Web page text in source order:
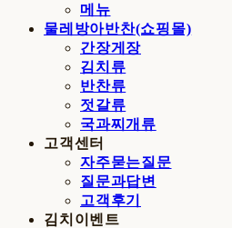
메뉴
물레방아반찬(쇼핑몰)
간장게장
김치류
반찬류
젓갈류
국과찌개류
고객센터
자주묻는질문
질문과답변
고객후기
김치이벤트